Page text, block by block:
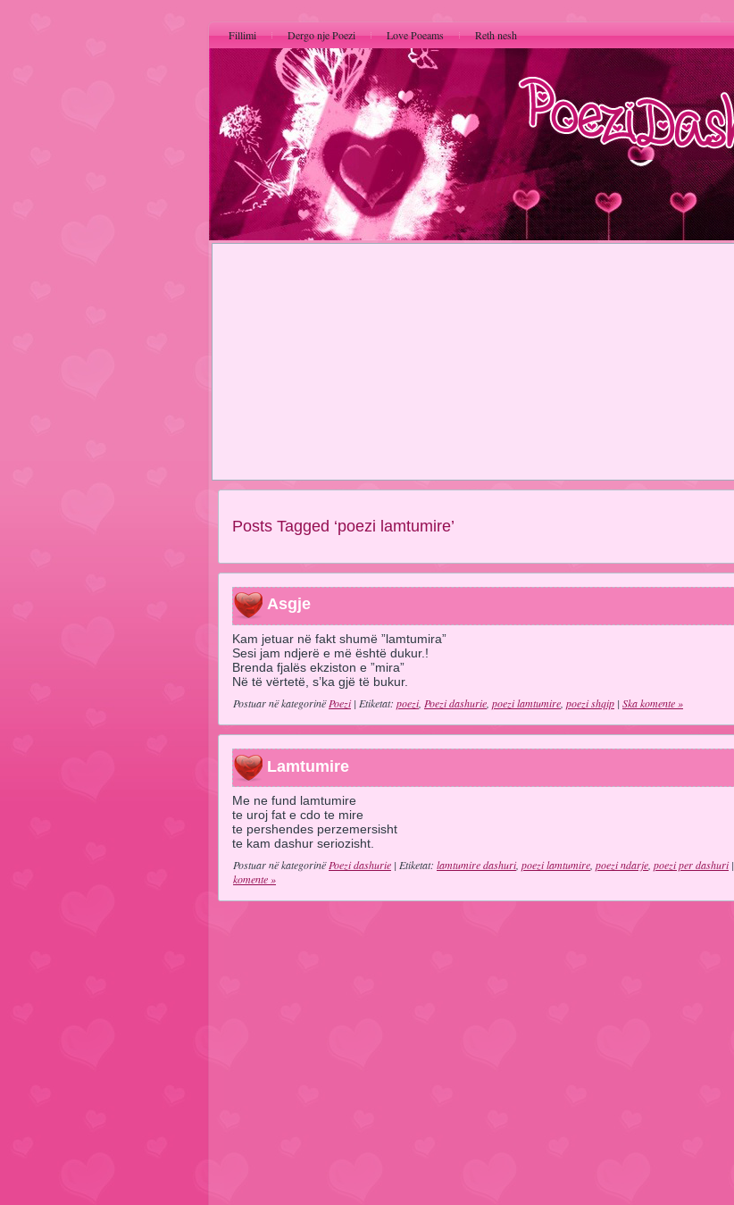
Fillimi Dergo nje Poezi Love Poeams Reth nesh
Posts Tagged ‘poezi lamtumire’
Asgje
Kam jetuar në fakt shumë ”lamtumira”
Sesi jam ndjerë e më është dukur.!
Brenda fjalës ekziston e ”mira”
Në të vërtetë, s’ka gjë të bukur.
Postuar në kategorinëPoezi| Etiketat: poezi, Poezi dashurie poezi lamtumire poezi shqip | Ska komente »
Lamtumire
Me ne fund lamtumire
te uroj fat e cdo te mire
te pershendes perzemersisht
te kam dashur seriozisht.
Postuar në kategorinëPoezi dashurie | Etiketat: lamtumire dashuri, poezi lamtumire, poezi ndarje, poezi per dashuri|
komente »